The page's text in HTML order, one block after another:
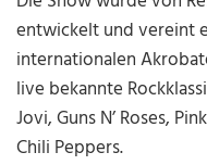
entwickelt und vereint
internationalen
live bekannte
Jovi, Guns N’ Roses,
Chili Peppers.